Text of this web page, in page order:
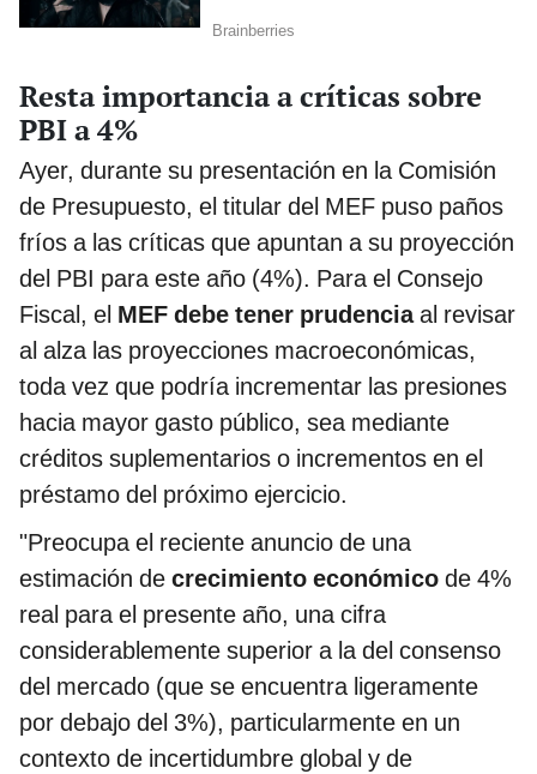
Resta importancia a críticas sobre
PBI a 4%
Ayer, durante su presentación en la Comisión
de Presupuesto, el titular del MEF puso paños
fríos a las críticas que apuntan a su proyección
del PBI para este año (4%). Para el Consejo
Fiscal, el MEF debe tener prudenciaal revisar
al alza las proyecciones macroeconómicas,
toda vez que podría incrementar las presiones
hacia mayor gasto público, sea mediante
créditos suplementarios o incrementos en el
préstamo del próximo ejercicio.
"Preocupa el reciente anuncio de una
estimación de crecimiento económico de 4%
real para el presente año, una cifra
considerablemente superior a la del consenso
del mercado (que se encuentra ligeramente
por debajo del 3%), particularmente en un
contexto de incertidumbre global y de